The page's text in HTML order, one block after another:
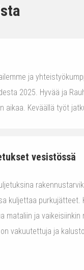
ja
2025. Hyvää ja
aikaa. Keväällä työt
vesistössä
kuljettaa purkujätteet.
mataliin ja vaikeisiinkin
vakuutettuja ja